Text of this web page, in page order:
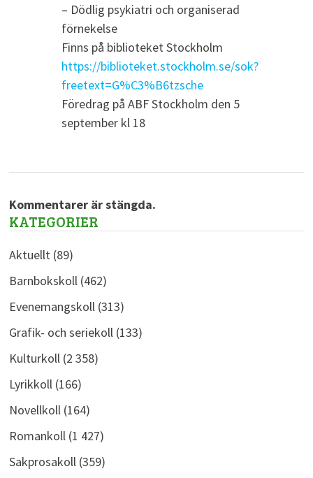
– Dödlig psykiatri och organiserad
förnekelse
Finns på biblioteket Stockholm
https://biblioteket.stockholm.se/sok?
freetext=G%C3%B6tzsche
Föredrag på ABF Stockholm den 5
september kl 18
Kommentarer är stängda.
KATEGORIER
Aktuellt(89)
Barnbokskoll(462)
Evenemangskoll(313)
Grafik- och seriekoll(133)
Kulturkoll(2 358)
Lyrikkoll(166)
Novellkoll(164)
Romankoll(1 427)
Sakprosakoll(359)